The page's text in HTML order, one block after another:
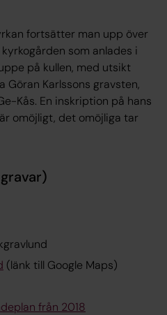
fortsätter man upp över
som anlades i
på kullen, med utsikt
Göran Karlssons gravsten,
Kås. En inskription på hans
omöjligt, det omöjliga tar
(länk till Google Maps)
från 2018